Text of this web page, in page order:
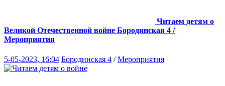
Читаем детям о
Великой Отечественной войне Бородинская 4 /
Мероприятия
5-05-2023, 16:04 Бородинская 4 /Мероприятия